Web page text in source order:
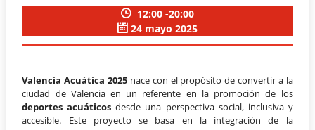
12:00 -20:00
24 mayo 2025
Valencia Acuática 2025 nace con el propósito de convertir a la
ciudad de Valencia en un referente en la promoción de los
deportes acuáticos desde una perspectiva social, inclusiva y
accesible. Este proyecto se basa en la integración de la